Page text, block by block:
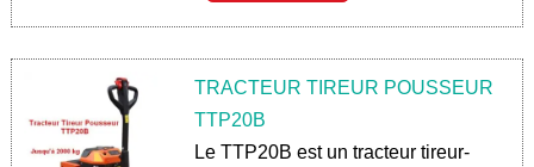
TRACTEUR TIREUR POUSSEUR
TTP20B
Le TTP20B est un tracteur tireur-